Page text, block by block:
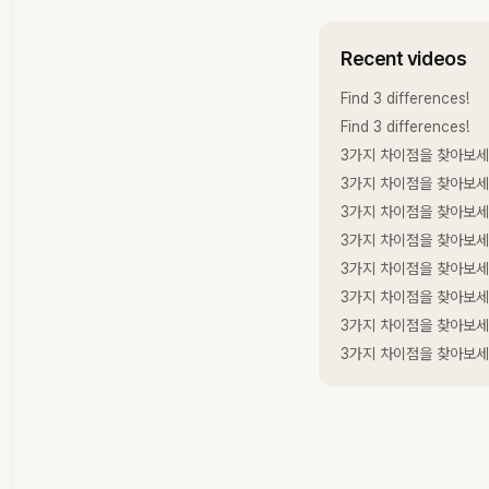
Recent videos
Find 3 differences!
Find 3 differences!
3가지 차이점을 찾아보
3가지 차이점을 찾아보
3가지 차이점을 찾아보
3가지 차이점을 찾아보
3가지 차이점을 찾아보
3가지 차이점을 찾아보
3가지 차이점을 찾아보
3가지 차이점을 찾아보